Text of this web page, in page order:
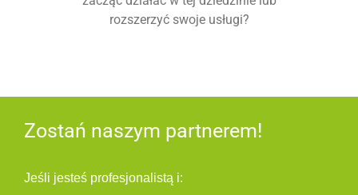
rozszerzyć swoje usługi?
Zostań naszym partnerem!
Jeśli jesteś profesjonalistą i: